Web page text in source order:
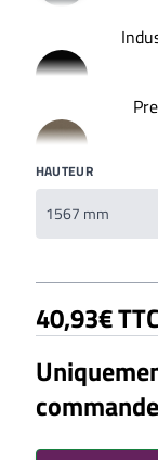
HAUTEUR
40,93€
commande
Votre liste de
0,00€